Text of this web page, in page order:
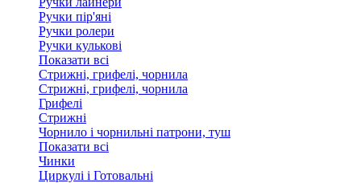
Ручки пір'яні
Ручки ролери
Ручки кулькові
Показати всі
Стрижні, грифелі, чорнила
Стрижні, грифелі, чорнила
Грифелі
Стрижні
Чорнило і чорнильні патрони, туш
Показати всі
Чинки
Циркулі і Готовальні